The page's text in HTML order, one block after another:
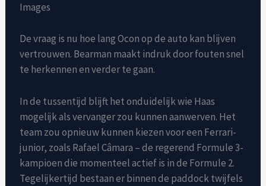
Images
De vraag is nu hoe lang Ocon op de auto kan blijven
vertrouwen. Bearman maakt indruk door fouten snel
te herkennen en verder te gaan.
In de tussentijd blijft het onduidelijk wie Haas
mogelijk als vervanger zou kunnen aanwerven. Het
team zou opnieuw kunnen kiezen voor een Ferrari-
junior, zoals Rafael Câmara – de regerend Formule 3-
kampioen die momenteel actief is in de Formule 2.
Tegelijkertijd bestaan ​​er binnen de paddock twijfels